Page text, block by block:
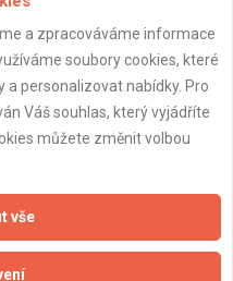
03.12.2024 01:00:11
osobních údajů
a zpracováváme informace
soubory cookies, které
personalizovat nabídky. Pro
Váš souhlas, který vyjádříte
můžete změnit volbou
vše